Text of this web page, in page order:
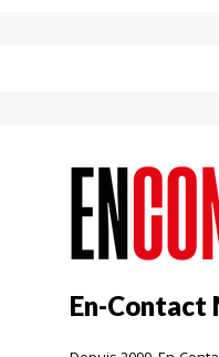
En-Contact